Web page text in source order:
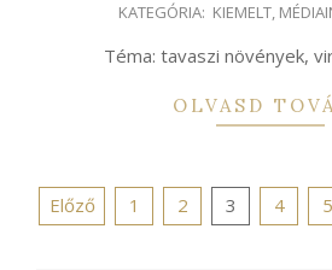
KATEGÓRIA: KIEMELT
Téma: tavaszi növények,
OLVASD
Bejegyzések
Előző 1 2 3 4 5